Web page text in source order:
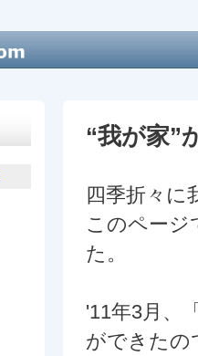
“我が家”
四季折々に
このページ
た。
'11年3月、
ができたの